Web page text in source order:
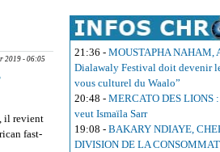
:
vaut bien
2019 - 06:05
il revient
fast-
21:36 - MOUSTAPHA NAHAM,
Dialawaly Festival doit devenir
vous culturel du Waalo”
20:48 - MERCATO DES LIONS
veut Ismaïla Sarr
19:08 - BAKARY NDIAYE,
DIVISION DE LA